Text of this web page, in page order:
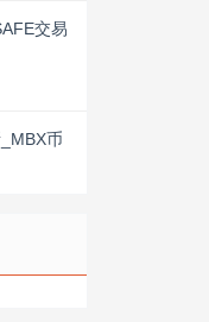
交易
币